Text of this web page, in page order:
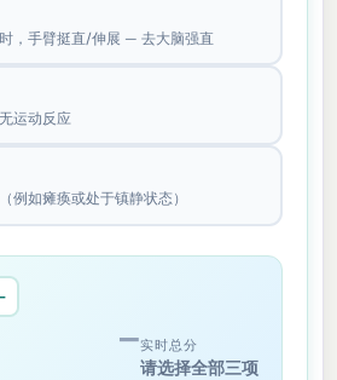
，手臂挺直/伸展 — 去大脑强直
运动反应
例如瘫痪或处于镇静状态）
–实时总分
请选择全部三项